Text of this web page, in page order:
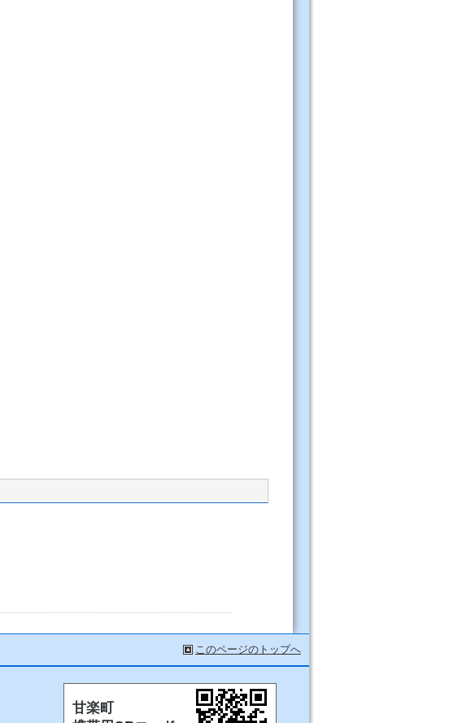
このページのトップへ
甘楽町